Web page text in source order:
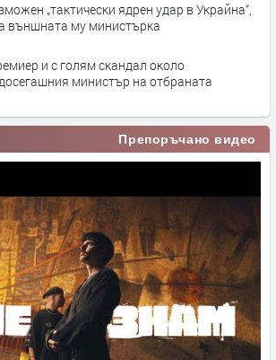
„тактически ядрен удар в Украйна“,
външната му министърка
и с голям скандал около
министър на отбраната
Препоръчано видео